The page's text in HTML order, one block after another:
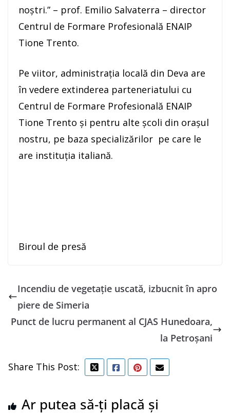
noștri.” – prof. Emilio Salvaterra – director
Centrul de Formare Profesională ENAIP
Tione Trento.
Pe viitor, administrația locală din Deva are
în vedere extinderea parteneriatului cu
Centrul de Formare Profesională ENAIP
Tione Trento și pentru alte școli din orașul
nostru, pe baza specializărilor pe care le
are instituția italiană.
Biroul de presă
Incendiu de vegetație uscată, izbucnit în apro
piere de Simeria
Punct de lucru permanent al CJAS Hunedoara,
la Petroșani
Share This Post:
Ar putea să-ți placă și